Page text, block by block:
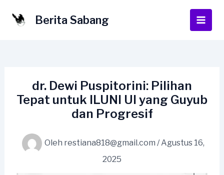
Berita Sabang
Main
dr. Dewi Puspitorini: Pilihan
Tepat untuk ILUNI UI yang Guyub
dan Progresif
Oleh restiana818@gmail.com /Agustus 16,
2025